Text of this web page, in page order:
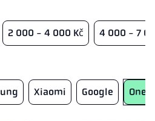
2 000 - 4 000 Kč 4 000 - 7
Xiaomi Google